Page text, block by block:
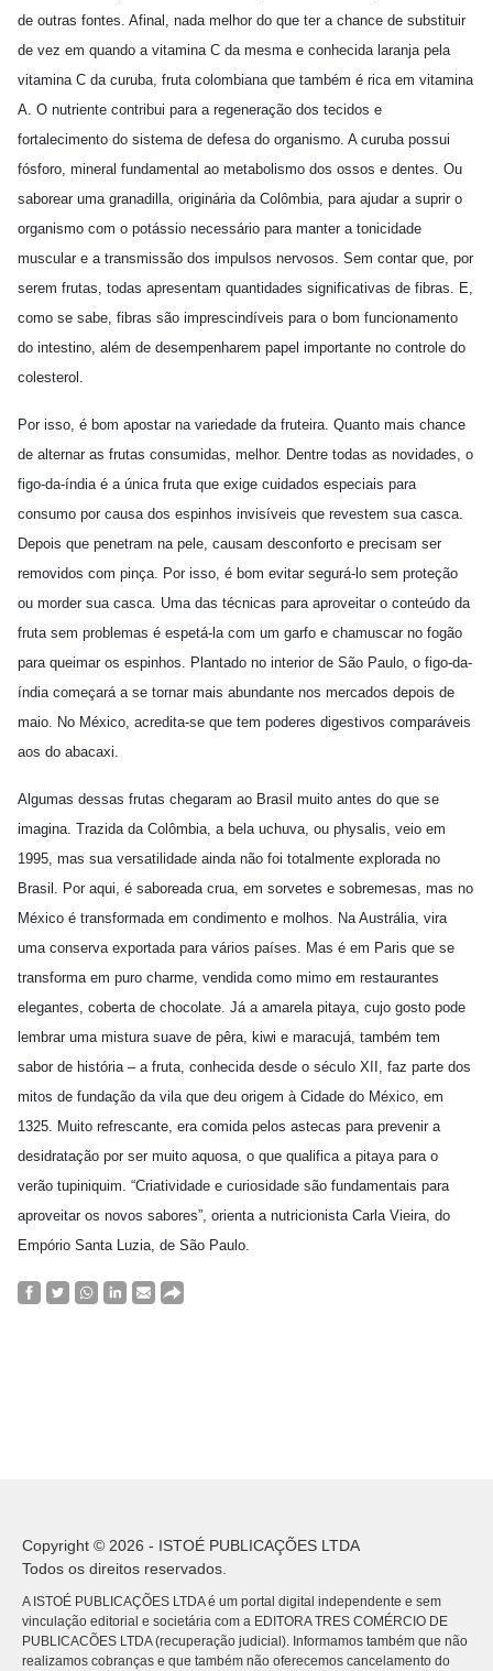
de outras fontes. Afinal, nada melhor do que ter a chance de substituir
de vez em quando a vitamina C da mesma e conhecida laranja pela
vitamina C da curuba, fruta colombiana que também é rica em vitamina
A. O nutriente contribui para a regeneração dos tecidos e
fortalecimento do sistema de defesa do organismo. A curuba possui
fósforo, mineral fundamental ao metabolismo dos ossos e dentes. Ou
saborear uma granadilla, originária da Colômbia, para ajudar a suprir o
organismo com o potássio necessário para manter a tonicidade
muscular e a transmissão dos impulsos nervosos. Sem contar que, por
serem frutas, todas apresentam quantidades significativas de fibras. E,
como se sabe, fibras são imprescindíveis para o bom funcionamento
do intestino, além de desempenharem papel importante no controle do
colesterol.
Por isso, é bom apostar na variedade da fruteira. Quanto mais chance
de alternar as frutas consumidas, melhor. Dentre todas as novidades, o
figo-da-índia é a única fruta que exige cuidados especiais para
consumo por causa dos espinhos invisíveis que revestem sua casca.
Depois que penetram na pele, causam desconforto e precisam ser
removidos com pinça. Por isso, é bom evitar segurá-lo sem proteção
ou morder sua casca. Uma das técnicas para aproveitar o conteúdo da
fruta sem problemas é espetá-la com um garfo e chamuscar no fogão
para queimar os espinhos. Plantado no interior de São Paulo, o figo-da-
índia começará a se tornar mais abundante nos mercados depois de
maio. No México, acredita-se que tem poderes digestivos comparáveis
aos do abacaxi.
Algumas dessas frutas chegaram ao Brasil muito antes do que se
imagina. Trazida da Colômbia, a bela uchuva, ou physalis, veio em
1995, mas sua versatilidade ainda não foi totalmente explorada no
Brasil. Por aqui, é saboreada crua, em sorvetes e sobremesas, mas no
México é transformada em condimento e molhos. Na Austrália, vira
uma conserva exportada para vários países. Mas é em Paris que se
transforma em puro charme, vendida como mimo em restaurantes
elegantes, coberta de chocolate. Já a amarela pitaya, cujo gosto pode
lembrar uma mistura suave de pêra, kiwi e maracujá, também tem
sabor de história – a fruta, conhecida desde o século XII, faz parte dos
mitos de fundação da vila que deu origem à Cidade do México, em
1325. Muito refrescante, era comida pelos astecas para prevenir a
desidratação por ser muito aquosa, o que qualifica a pitaya para o
verão tupiniquim. “Criatividade e curiosidade são fundamentais para
aproveitar os novos sabores”, orienta a nutricionista Carla Vieira, do
Empório Santa Luzia, de São Paulo.
Copyright © 2026 - ISTOÉ PUBLICAÇÕES LTDA
Todos os direitos reservados.
A ISTOÉ PUBLICAÇÕES LTDA é um portal digital independente e sem
vinculação editorial e societária com a EDITORA TRES COMÉRCIO DE
PUBLICACÕES LTDA (recuperação judicial). Informamos também que não
realizamos cobranças e que também não oferecemos cancelamento do